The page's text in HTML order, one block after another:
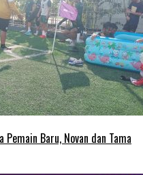
Baru, Novan dan Tama